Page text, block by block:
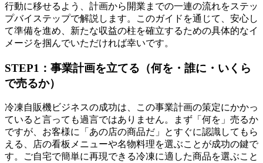
行動に移せるよう、計画から開業までの一連の流れをステッ
プバイステップで解説します。このガイドを通じて、安心し
て準備を進め、新たな収益の柱を確立するための具体的なイ
メージを掴んでいただければ幸いです。
STEP1：事業計画を立てる（何を・誰に・いくら
で売るか）
冷凍自販機ビジネスの成功は、この事業計画の策定にかかっ
ていると言っても過言ではありません。まず「何を」売るか
ですが、お客様に「あの店の商品だ」とすぐに認識してもら
える、店の看板メニューや名物料理を選ぶことが成功の鍵で
す。ご自宅で簡単に再現できる冷凍に適した商品を選ぶこと